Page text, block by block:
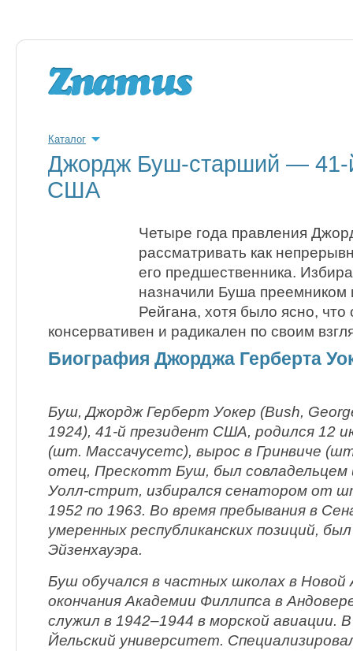
Каталог
Джордж Буш-старший — 41-
США
Четыре года правления
рассматривать как
его предшественника.
назначили Буша преемником
Рейгана, хотя было ясно,
консервативен и радикален по своим
Биография Джорджа Герберта
Буш, Джордж Герберт Уокер (Bush,
1924), 41-й президент США, родился 12
(шт. Массачусетс), вырос в Гринвиче
отец, Прескотт Буш, был
Уолл-стрит, избирался сенатором от
1952 по 1963. Во время пребывания в
умеренных республиканских позиций,
Эйзенхауэра.
Буш обучался в частных школах в Новой
окончания Академии Филлипса в
служил в 1942–1944 в морской авиации.
Йельский университет.